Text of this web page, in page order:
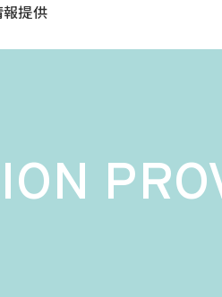
提供